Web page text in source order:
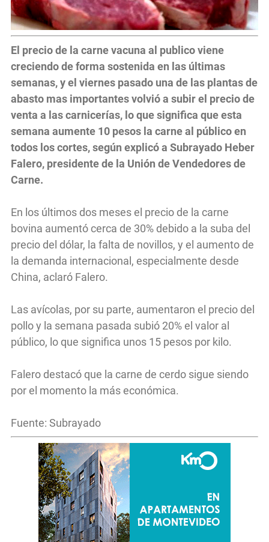
El precio de la carne vacuna al publico viene
creciendo de forma sostenida en las últimas
semanas, y el viernes pasado una de las plantas de
abasto mas importantes volvió a subir el precio de
venta a las carnicerías, lo que significa que esta
semana aumente 10 pesos la carne al público en
todos los cortes, según explicó a Subrayado Heber
Falero, presidente de la Unión de Vendedores de
Carne.
En los últimos dos meses el precio de la carne
bovina aumentó cerca de 30% debido a la suba del
precio del dólar, la falta de novillos, y el aumento de
la demanda internacional, especialmente desde
China, aclaró Falero.
Las avícolas, por su parte, aumentaron el precio del
pollo y la semana pasada subió 20% el valor al
público, lo que significa unos 15 pesos por kilo.
Falero destacó que la carne de cerdo sigue siendo
por el momento la más económica.
Fuente: Subrayado